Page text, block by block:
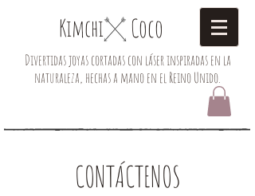
Kimchi​ Coco
Divertidas joyas cortadas con láser inspiradas en la
naturaleza, hechas a mano en el Reino Unido.
CONTÁCTENOS